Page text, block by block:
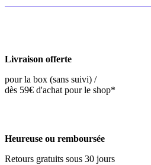
Livraison offerte
pour la box (sans suivi) /
dès 59€ d'achat pour le shop*
Heureuse ou remboursée
Retours gratuits sous 30 jours